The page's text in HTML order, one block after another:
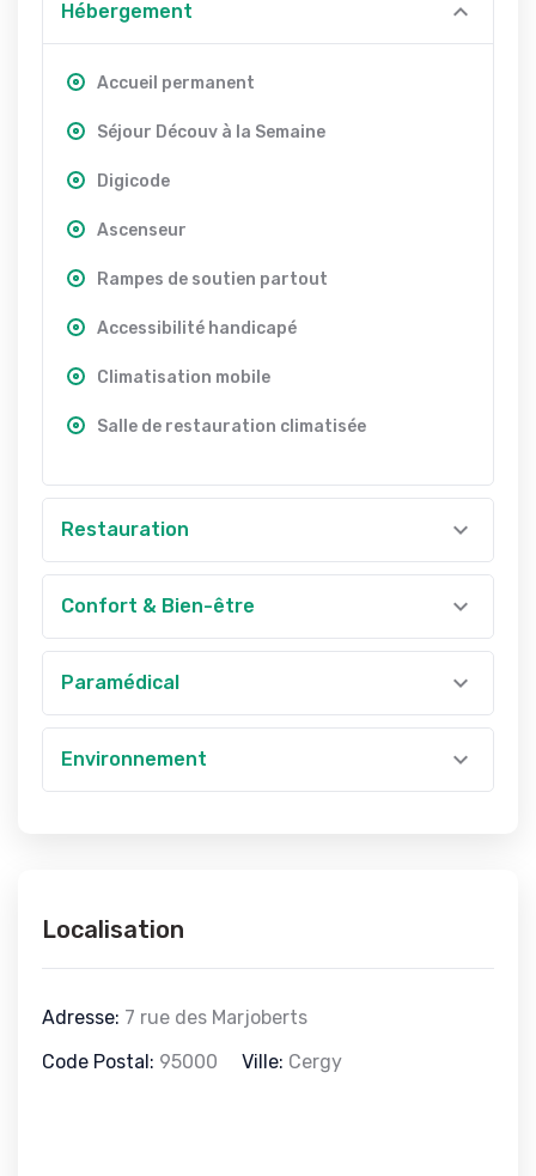
Hébergement
Accueil permanent
Séjour Découv à la Semaine
Digicode
Ascenseur
Rampes de soutien partout
Accessibilité handicapé
Climatisation mobile
Salle de restauration climatisée
Restauration
Confort & Bien-être
Paramédical
Environnement
Localisation
Adresse: 7 rue des Marjoberts
Code Postal: 95000 Ville: Cergy